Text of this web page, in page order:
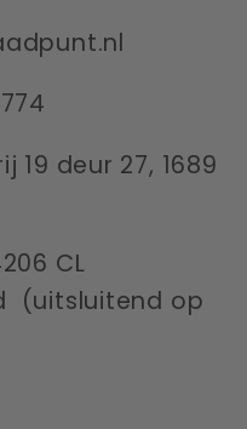
19 deur 27, 1689
CL
(uitsluitend op